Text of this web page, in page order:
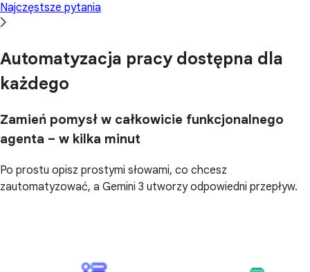
Najczęstsze pytania
Automatyzacja pracy dostępna dla
każdego
Zamień pomysł w całkowicie funkcjonalnego
agenta – w kilka minut
Po prostu opisz prostymi słowami, co chcesz
zautomatyzować, a Gemini 3 utworzy odpowiedni przepływ.